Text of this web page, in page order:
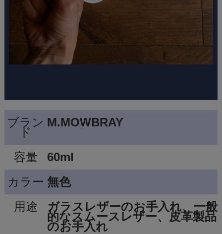
ブラン
ド
M.MOWBRAY
容量
60ml
カラー 無色
用途
ガラスレザーのお手入れ、一般
的なスムースレザー、皮革製品
のお手入れ